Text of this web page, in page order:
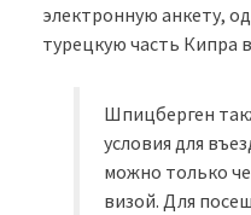
электронную анкету,
турецкую часть Кипра
Шпицберген
условия для
можно только
визой. Для